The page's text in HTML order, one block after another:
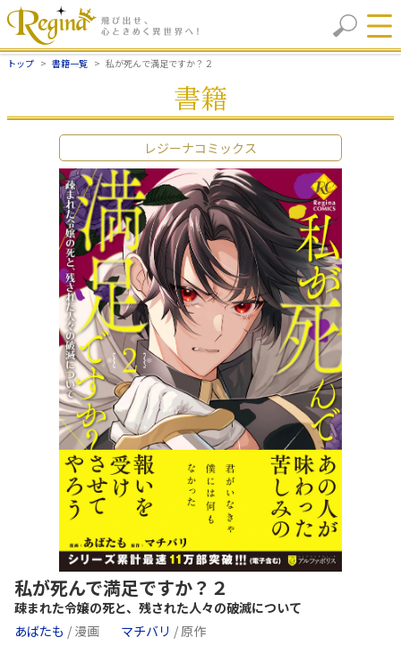
トップ 書籍一覧 私が死んで満足ですか？２
書籍
レジーナコミックス
私が死んで満足ですか？２
疎まれた令嬢の死と、残された人々の破滅について
あばたも / 漫画 マチバリ / 原作